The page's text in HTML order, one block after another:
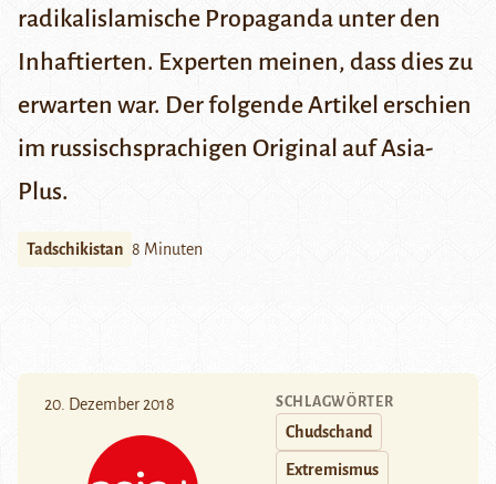
radikalislamische Propaganda unter den
Inhaftierten. Experten meinen, dass dies zu
erwarten war. Der folgende Artikel erschien
im russischsprachigen Original aufAsia-
Plus.
Tadschikistan 8 Minuten
20. Dezember 2018 SCHLAGWÖRTER
Chudschand
Extremismus